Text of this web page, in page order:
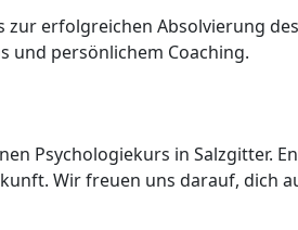
zur erfolgreichen Absolvierung
und persönlichem Coaching.
Psychologiekurs in Salzgitter.
Wir freuen uns darauf, dich